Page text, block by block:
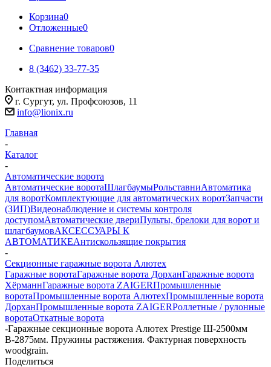
Корзина0
Отложенные0
Сравнение товаров0
8 (3462) 33-77-35
Контактная информация
г. Сургут, ул. Профсоюзов, 11
info@lionix.ru
Главная
-
Каталог
-
Автоматические ворота
Автоматические воротаШлагбаумыРольставниАвтоматика
для воротКомплектующие для автоматических воротЗапчасти
(ЗИП)Видеонаблюдение и системы контроля
доступомАвтоматические двериПульты, брелоки для ворот и
шлагбаумовАКСЕССУАРЫ К
АВТОМАТИКЕАнтискользящие покрытия
-
Секционные гаражные ворота Алютех
Гаражные воротаГаражные ворота ДорханГаражные ворота
ХёрманнГаражные ворота ZAIGERПромышленные
воротаПромышленные ворота АлютехПромышленные ворота
ДорханПромышленные ворота ZAIGERРоллетные / рулонные
воротаОткатные ворота
-Гаражные секционные ворота Алютех Prestige Ш-2500мм
В-2875мм. Пружины растяжения. Фактурная поверхность
woodgrain.
Поделиться